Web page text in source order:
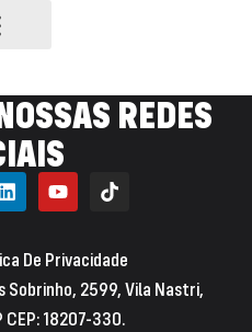
REDES
De Privacidade
Sobrinho, 2599, Vila Nastri,
18207-330.